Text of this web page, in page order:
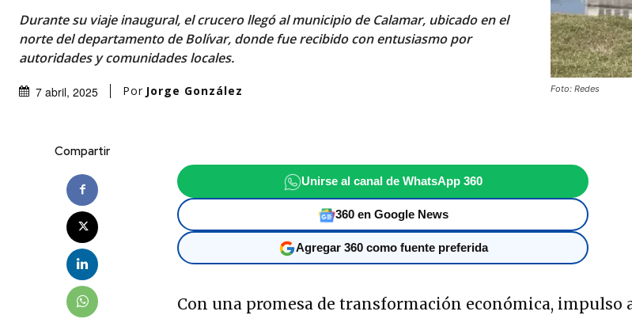
Durante su viaje inaugural, el crucero llegó al municipio de Calamar, ubicado en el
norte del departamento de Bolívar, donde fue recibido con entusiasmo por
autoridades y comunidades locales.
7 abril, 2025 Por Jorge González Foto: Redes
Compartir
Unirse al canal de WhatsApp 360
360 en Google News
Agregar 360 como fuente preferida
Con una promesa de transformación económica, impulso